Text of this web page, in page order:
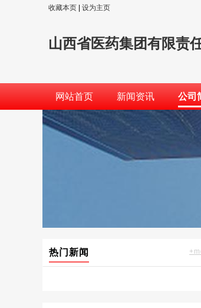
收藏本页 设为主页
山西省医药集团有限责
网站首页 新闻资讯 公司
热门新闻